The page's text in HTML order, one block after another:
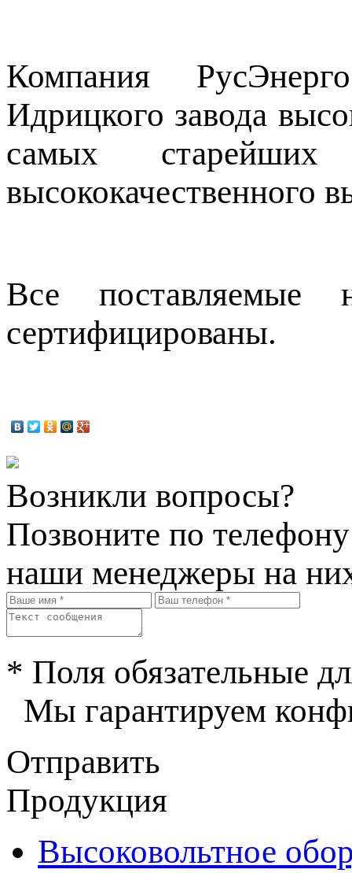
Компания
Идрицкого завода
самых старейших
высококачественного
Все поставляемые
сертифицированы.
Возникли вопросы?
Позвоните по
наши менеджеры на
* Поля обязательные
Мы гарантируем
Отправить
Продукция
Высоковольтное